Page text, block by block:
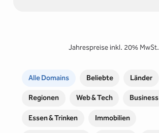
Jahrespreise inkl. 20% MwSt.
Alle Domains Beliebte Länder
Regionen Web & Tech Business
Essen & Trinken Immobilien